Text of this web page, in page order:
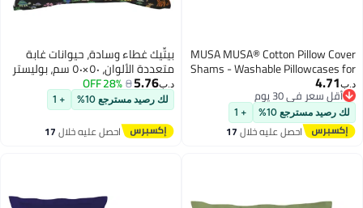
MUSA MUSA® Cotton Pillow
Shams - Washable Pillowcases
Sofa Cushions, Bedrooms &
Decor | Hotel Quality Pillow
with Envelope Closure & 5cm
Frame (2, Navy, 50 x
4.71
أقل سعر في 30 يوم
أقل سعر في 30 يوم
لك رصيد مسترجع 10%
احصل عليه خلال17
اغسطس
بيتِّيك غطاء وسادة، حيوانات غابة
متعددة الألوان، ٥٠×٥٠ سم، بوليستر
معاد تدويرهد.ب‏5.76
8
28% OFF
لك رصيد مسترجع 10%
احصل عليه خلال17
اغسطس